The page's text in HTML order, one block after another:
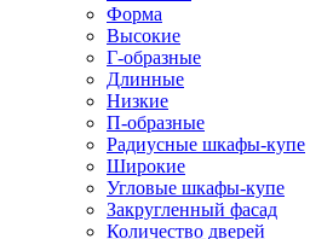
Форма
Высокие
Г-образные
Длинные
Низкие
П-образные
Радиусные шкафы-купе
Широкие
Угловые шкафы-купе
Закругленный фасад
Количество дверей